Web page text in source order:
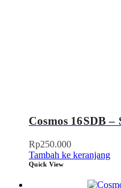
Cosmos 16SDB
Rp250.000
Tambah ke keranjang
Quick View